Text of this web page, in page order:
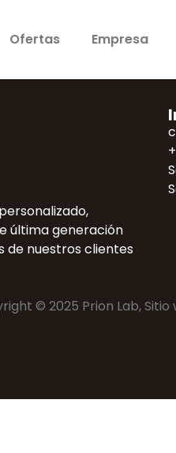
Ofertas Empresa
última generación
de nuestros clientes
© 2025 Prion Lab,